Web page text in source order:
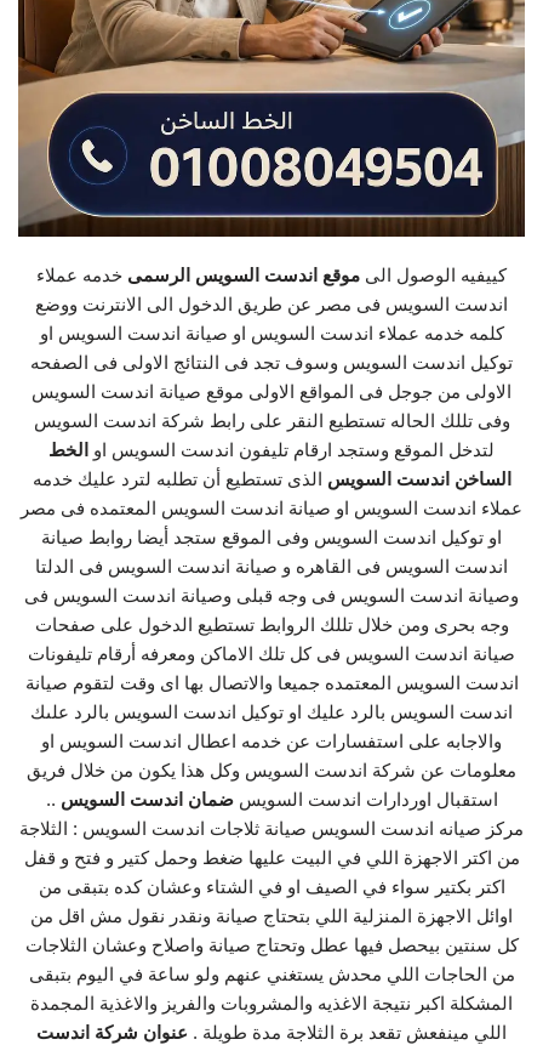
كييفيه الوصول الى موقع اندست السويس الرسمى خدمه عملاء
اندست السويس فى مصر عن طريق الدخول الى الانترنت ووضع
كلمه خدمه عملاء اندست السويس او صيانة اندست السويس او
توكيل اندست السويس وسوف تجد فى النتائج الاولى فى الصفحه
الاولى من جوجل فى المواقع الاولى موقع صيانة اندست السويس
وفى تللك الحاله تستطيع النقر على رابط شركة اندست السويس
لتدخل الموقع وستجد ارقام تليفون اندست السويس او الخط
الساخن اندست السويس الذى تستطيع أن تطلبه لترد عليك خدمه
عملاء اندست السويس او صيانة اندست السويس المعتمده فى مصر
او توكيل اندست السويس وفى الموقع ستجد أيضا روابط صيانة
اندست السويس فى القاهره و صيانة اندست السويس فى الدلتا
وصيانة اندست السويس فى وجه قبلى وصيانة اندست السويس فى
وجه بحرى ومن خلال تللك الروابط تستطيع الدخول على صفحات
صيانة اندست السويس فى كل تلك الاماكن ومعرفه أرقام تليفونات
اندست السويس المعتمده جميعا والاتصال بها اى وقت لتقوم صيانة
اندست السويس بالرد عليك او توكيل اندست السويس بالرد علىك
والاجابه على استفسارات عن خدمه اعطال اندست السويس او
معلومات عن شركة اندست السويس وكل هذا يكون من خلال فريق
استقبال اوردارات اندست السويسضمان اندست السويس ..
مركز صيانه اندست السويس صيانة ثلاجات اندست السويس : الثلاجة
من اكتر الاجهزة اللي في البيت عليها ضغط وحمل كتير و فتح و قفل
اكتر بكتير سواء في الصيف او في الشتاء وعشان كده بتبقى من
اوائل الاجهزة المنزلية اللي بتحتاج صيانة ونقدر نقول مش اقل من
كل سنتين بيحصل فيها عطل وتحتاج صيانة واصلاح وعشان الثلاجات
من الحاجات اللي محدش يستغني عنهم ولو ساعة في اليوم بتبقى
المشكلة اكبر نتيجة الاغذيه والمشروبات والفريز والاغذية المجمدة
اللي مينفعش تقعد برة الثلاجة مدة طويلة . عنوان شركة اندست